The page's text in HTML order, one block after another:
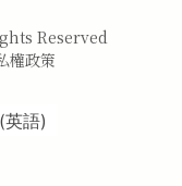
Reserved
權政策
英語)